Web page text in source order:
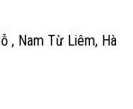
, Nam Từ Liêm, Hà